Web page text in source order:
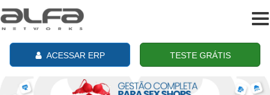
ACESSAR ERP TESTE GRÁTIS